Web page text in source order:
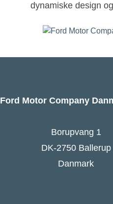
dynamiske design
Ford Motor Company
Borupvang 1
DK-2750 Ballerup
Danmark